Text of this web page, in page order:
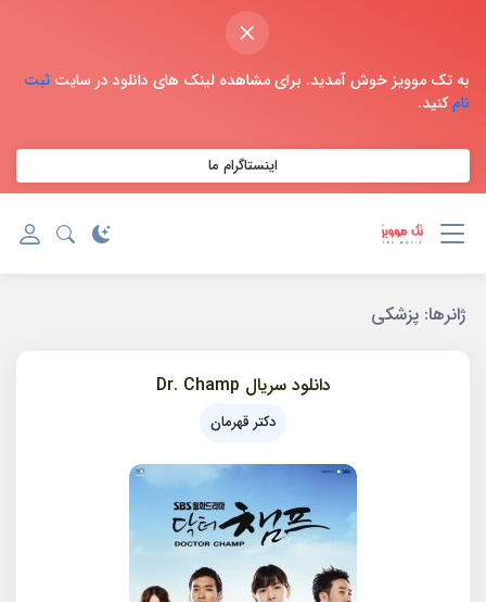
×
به تک موویز خوش آمدید. برای مشاهده لینک های دانلود در سایت ثبت
نامکنید.
اینستاگرام ما
ژانر‌ها: پزشکی
دانلود سریال Dr. Champ
دکتر قهرمان